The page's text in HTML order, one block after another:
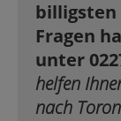
billigsten
Fragen
unter
helfen
nach